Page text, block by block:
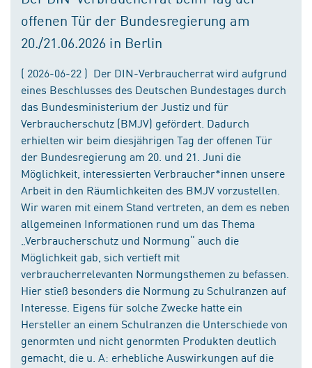
offenen Tür der Bundesregierung am
20./21.06.2026 in Berlin
( 2026-06-22 ) Der DIN-Verbraucherrat wird aufgrund
eines Beschlusses des Deutschen Bundestages durch
das Bundesministerium der Justiz und für
Verbraucherschutz (BMJV) gefördert. Dadurch
erhielten wir beim diesjährigen Tag der offenen Tür
der Bundesregierung am 20. und 21. Juni die
Möglichkeit, interessierten Verbraucher*innen unsere
Arbeit in den Räumlichkeiten des BMJV vorzustellen.
Wir waren mit einem Stand vertreten, an dem es neben
allgemeinen Informationen rund um das Thema
„Verbraucherschutz und Normung“ auch die
Möglichkeit gab, sich vertieft mit
verbraucherrelevanten Normungsthemen zu befassen.
Hier stieß besonders die Normung zu Schulranzen auf
Interesse. Eigens für solche Zwecke hatte ein
Hersteller an einem Schulranzen die Unterschiede von
genormten und nicht genormten Produkten deutlich
gemacht, die u. A: erhebliche Auswirkungen auf die